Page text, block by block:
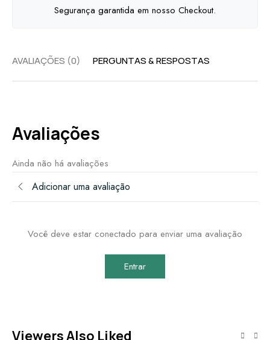
Segurança garantida em nosso Checkout.
AVALIAÇÕES (0) PERGUNTAS & RESPOSTAS
Avaliações
Ainda não há avaliações
Adicionar uma avaliação
Você deve estar conectado para enviar uma avaliação
Entrar
Viewers Also Liked